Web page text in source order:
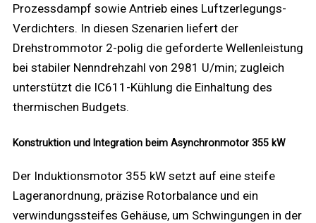
Prozessdampf sowie Antrieb eines Luftzerlegungs-
Verdichters. In diesen Szenarien liefert der
Drehstrommotor 2-polig die geforderte Wellenleistung
bei stabiler Nenndrehzahl von 2981 U/min; zugleich
unterstützt die IC611-Kühlung die Einhaltung des
thermischen Budgets.
Konstruktion und Integration beim Asynchronmotor 355 kW
Der Induktionsmotor 355 kW setzt auf eine steife
Lageranordnung, präzise Rotorbalance und ein
verwindungssteifes Gehäuse, um Schwingungen in der